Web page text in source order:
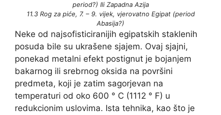
period?) Ili Zapadna Azija
11.3 Rog za piće, 7. – 9. vijek, vjerovatno Egipat (period
Abasija?)
Neke od najsofisticiranijih egipatskih staklenih
posuda bile su ukrašene sjajem. Ovaj sjajni,
ponekad metalni efekt postignut je bojanjem
bakarnog ili srebrnog oksida na površini
predmeta, koji je zatim sagorjevan na
temperaturi od oko 600 ° C (1112 ° F) u
redukcionim uslovima. Ista tehnika, kao što je